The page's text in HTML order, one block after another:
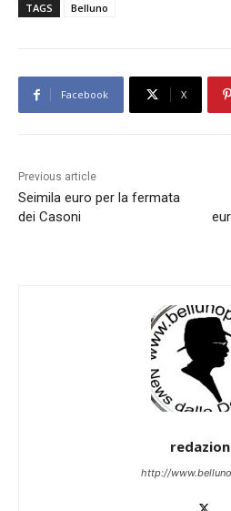
TAGS Belluno
Facebook X
Previous article
Seimila euro per la fermata
dei Casoni
http://